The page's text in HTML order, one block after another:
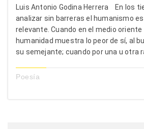
Luis Antonio Godina Herrera En los
analizar sin barreras el humanismo
relevante. Cuando en el medio oriente
humanidad muestra lo peor de sí, al
su semejante; cuando por una u otra
Poesía